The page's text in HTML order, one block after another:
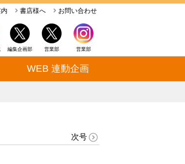
お問い合わせ
書店様へ
営業部
営業部
編集企画部
WEB 連動企画
次号